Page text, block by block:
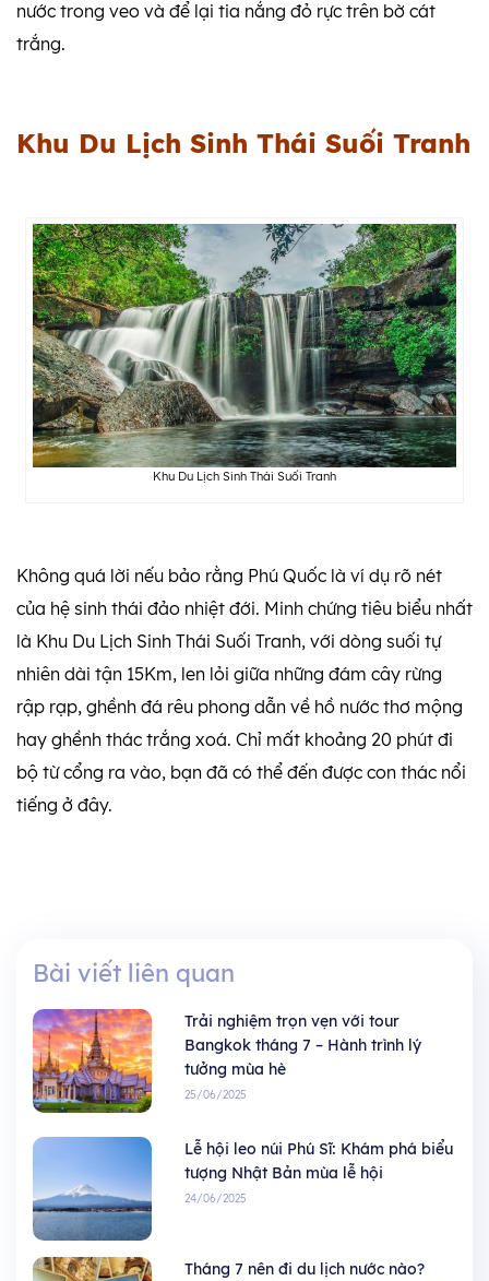
nước trong veo và để lại tia nắng đỏ rực trên bờ cát
trắng.
Khu Du Lịch Sinh Thái Suối Tranh
Khu Du Lịch Sinh Thái Suối Tranh
Không quá lời nếu bảo rằng Phú Quốc là ví dụ rõ nét
của hệ sinh thái đảo nhiệt đới. Minh chứng tiêu biểu nhất
là Khu Du Lịch Sinh Thái Suối Tranh, với dòng suối tự
nhiên dài tận 15Km, len lỏi giữa những đám cây rừng
rập rạp, ghềnh đá rêu phong dẫn về hồ nước thơ mộng
hay ghềnh thác trắng xoá. Chỉ mất khoảng 20 phút đi
bộ từ cổng ra vào, bạn đã có thể đến được con thác nổi
tiếng ở đây.
Bài viết liên quan
Trải nghiệm trọn vẹn với tour
Bangkok tháng 7 – Hành trình lý
tưởng mùa hè
25/06/2025
Lễ hội leo núi Phú Sĩ: Khám phá biểu
tượng Nhật Bản mùa lễ hội
24/06/2025
Tháng 7 nên đi du lịch nước nào?